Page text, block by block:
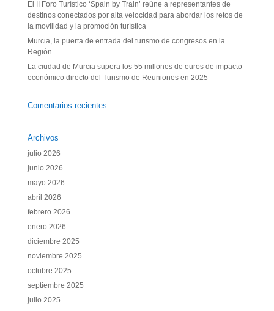
El II Foro Turístico ‘Spain by Train’ reúne a representantes de
destinos conectados por alta velocidad para abordar los retos de
la movilidad y la promoción turística
Murcia, la puerta de entrada del turismo de congresos en la
Región
La ciudad de Murcia supera los 55 millones de euros de impacto
económico directo del Turismo de Reuniones en 2025
Comentarios recientes
Archivos
julio 2026
junio 2026
mayo 2026
abril 2026
febrero 2026
enero 2026
diciembre 2025
noviembre 2025
octubre 2025
septiembre 2025
julio 2025